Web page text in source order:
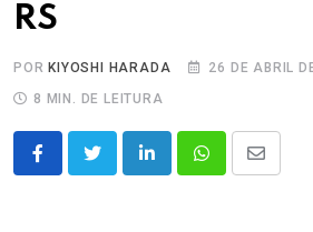
RS
POR KIYOSHI HARADA
26 DE ABRIL
8 MIN. DE LEITURA
LinkedInWhatsappShare